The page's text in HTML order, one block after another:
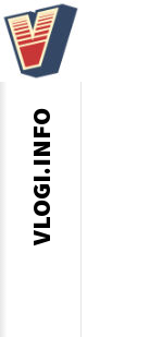
VLOGI.INFO